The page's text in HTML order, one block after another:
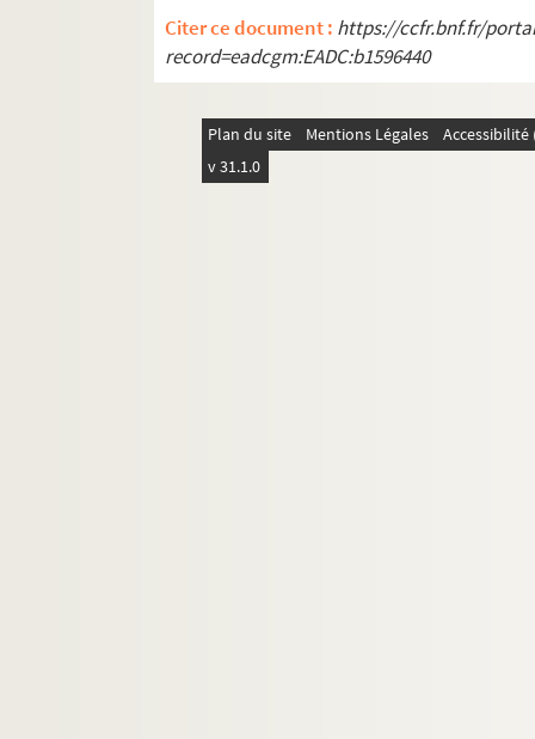
Citer ce document : https://ccfr.bnf.fr/
record=eadcgm:EADC:b1596440
Plan du site Mentions Légales
v 31.1.0